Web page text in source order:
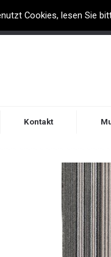
Cookies, lesen Sie
Kontakt